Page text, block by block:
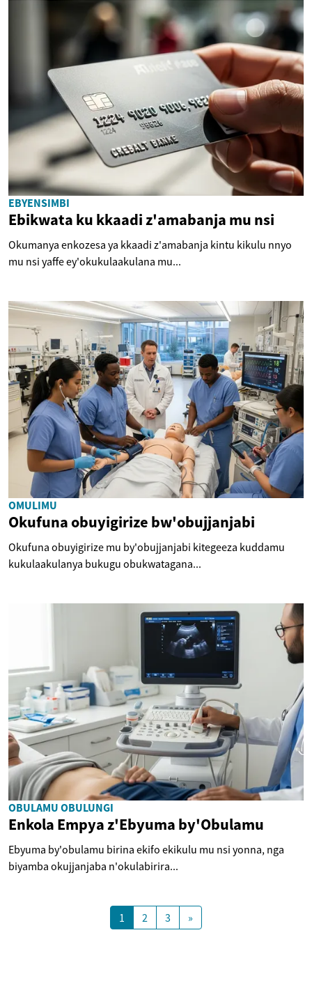
EBYENSIMBI
Ebikwata ku kkaadi z'amabanja mu nsi
Okumanya enkozesa ya kkaadi z'amabanja kintu kikulu nnyo
mu nsi yaffe ey'okukulaakulana mu...
OMULIMU
Okufuna obuyigirize bw'obujjanjabi
Okufuna obuyigirize mu by'obujjanjabi kitegeeza kuddamu
kukulaakulanya bukugu obukwatagana...
OBULAMU OBULUNGI
Enkola Empya z'Ebyuma by'Obulamu
Ebyuma by'obulamu birina ekifo ekikulu mu nsi yonna, nga
biyamba okujjanjaba n'okulabirira...
1 2 3 »